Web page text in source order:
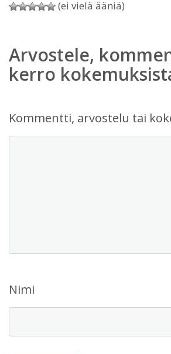
(ei vielä ääniä)
Arvostele,
kerro
Kommentti, arvostelu tai
Nimi